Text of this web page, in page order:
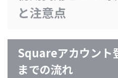
と注意点
Squareアカウント
までの流れ